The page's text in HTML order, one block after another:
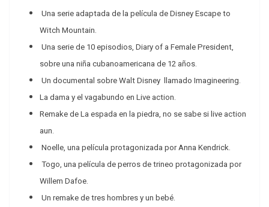
Una serie adaptada de la película de Disney Escape to
Witch Mountain.
Una serie de 10 episodios, Diary of a Female President,
sobre una niña cubanoamericana de 12 años.
Un documental sobre Walt Disney llamado Imagineering.
La dama y el vagabundo en Live action.
Remake de La espada en la piedra, no se sabe si live action
aun.
Noelle, una película protagonizada por Anna Kendrick.
Togo, una película de perros de trineo protagonizada por
Willem Dafoe.
Un remake de tres hombres y un bebé.